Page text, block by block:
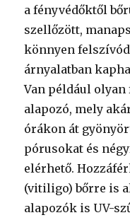
a fényvédőktől
szellőzött,
könnyen
árnyalatban
Van például
alapozó, mely
órákon át
pórusokat és
elérhető.
(vitiligo) bőrre is
alapozók is UV-